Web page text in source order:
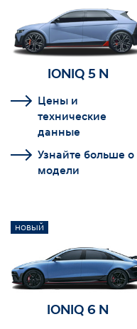
IONIQ 5 N
Цены и
технические
данные
Узнайте больше о
модели
НОВЫЙ
IONIQ 6 N